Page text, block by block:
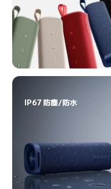
IP67 防塵/防水